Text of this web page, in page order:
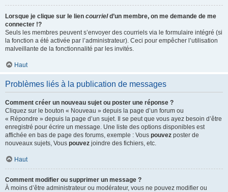
Lorsque je clique sur le lien courrield’un membre, on me demande de me
connecter !?
Seuls les membres peuvent s’envoyer des courriels via le formulaire intégré (si
la fonction a été activée par l’administrateur). Ceci pour empêcher l’utilisation
malveillante de la fonctionnalité par les invités.
Haut
Problèmes liés à la publication de messages
Comment créer un nouveau sujet ou poster une réponse ?
Cliquez sur le bouton « Nouveau » depuis la page d’un forum ou
« Répondre » depuis la page d’un sujet. Il se peut que vous ayez besoin d’être
enregistré pour écrire un message. Une liste des options disponibles est
affichée en bas de page des forums, exemple : Vous pouvez poster de
nouveaux sujets, Vous pouvez joindre des fichiers, etc.
Haut
Comment modifier ou supprimer un message ?
À moins d’être administrateur ou modérateur, vous ne pouvez modifier ou